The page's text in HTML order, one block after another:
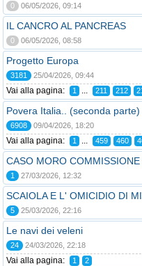
0 06/05/2026, 09:14
IL CANCRO AL PANCREAS
0 06/05/2026, 08:58
Progetto Europa
3181 25/04/2026, 09:44
Vai alla pagina: 1 ... 211 212
Povera Italia.. (seconda parte)
6908 09/04/2026, 18:20
Vai alla pagina: 1 ... 459 460
CASO MORO
1 27/03/2026, 12:32
SCAIOLA E L' OMICIDIO DI
5 25/03/2026, 22:16
Le navi dei veleni
24 24/03/2026, 22:18
Vai alla pagina: 1 2